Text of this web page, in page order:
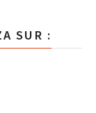
SUR :